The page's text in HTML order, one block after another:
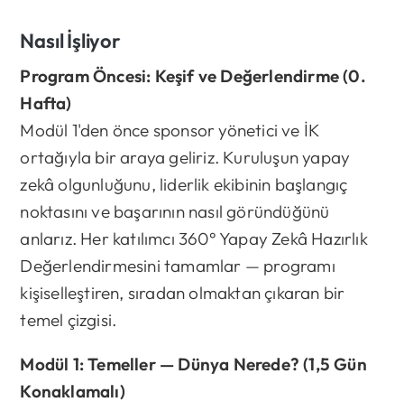
Nasıl İşliyor
Program Öncesi: Keşif ve Değerlendirme (0.
Hafta)
Modül 1'den önce sponsor yönetici ve İK
ortağıyla bir araya geliriz. Kuruluşun yapay
zekâ olgunluğunu, liderlik ekibinin başlangıç
noktasını ve başarının nasıl göründüğünü
anlarız. Her katılımcı 360° Yapay Zekâ Hazırlık
Değerlendirmesini tamamlar — programı
kişiselleştiren, sıradan olmaktan çıkaran bir
temel çizgisi.
Modül 1: Temeller — Dünya Nerede? (1,5 Gün
Konaklamalı)